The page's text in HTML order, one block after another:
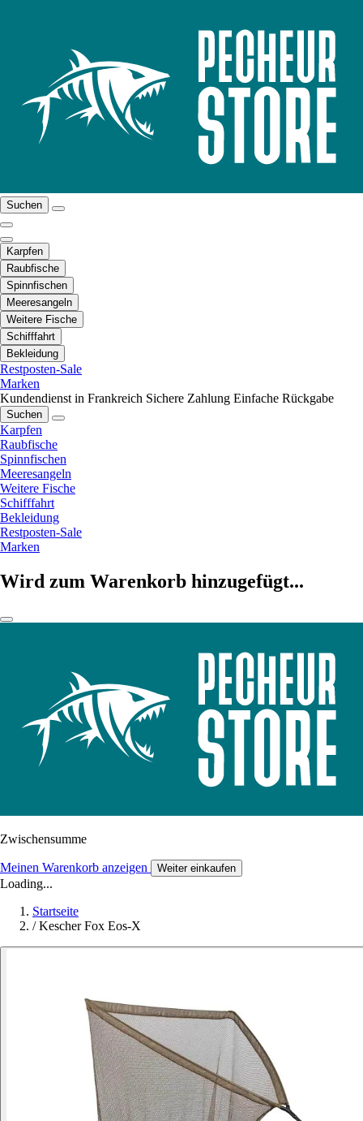
Suchen
Karpfen
Raubfische
Spinnfischen
Meeresangeln
Weitere Fische
Schifffahrt
Bekleidung
Restposten-Sale
Marken
Kundendienst in Frankreich Sichere Zahlung Einfache Rückgabe
Suchen
Karpfen
Raubfische
Spinnfischen
Meeresangeln
Weitere Fische
Schifffahrt
Bekleidung
Restposten-Sale
Marken
Wird zum Warenkorb hinzugefügt...
Zwischensumme
Meinen Warenkorb anzeigen Weiter einkaufen
Loading...
Startseite
/ Kescher Fox Eos-X